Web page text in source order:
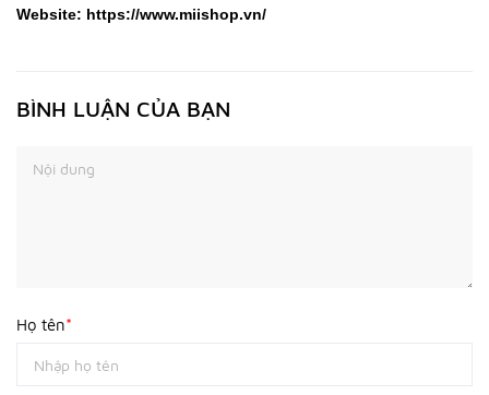
Website: https://www.miishop.vn/
BÌNH LUẬN CỦA BẠN
Họ tên*